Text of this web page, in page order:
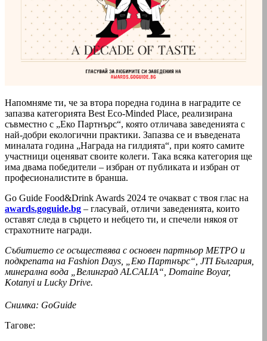
Напомняме ти, че за втора поредна година в наградите се
запазва категорията Best Eco-Minded Place, реализирана
съвместно с „Еко Партнърс“, която отличава заведенията с
най-добри екологични практики. Запазва се и въведената
миналата година „Награда на гилдията“, при която самите
участници оценяват своите колеги. Така всяка категория ще
има двама победители – избран от публиката и избран от
професионалистите в бранша.
Go Guide Food&Drink Awards 2024 те очакват с твоя глас на
awards.goguide.bg – гласувай, отличи заведенията, които
оставят следа в сърцето и небцето ти, и спечели някоя от
страхотните награди.
Събитието се осъществява с основен партньор МЕТРО и
подкрепата на Fashion Days, „Еко Партнърс“, JTI България,
минерална вода „Велинград ALCALIA“, Domaine Boyar,
Kotanyi и Lucky Drive.
Снимка: GoGuide
Тагове: